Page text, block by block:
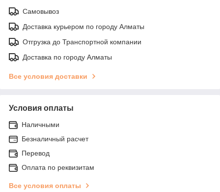
Самовывоз
Доставка курьером по городу Алматы
Отгрузка до Транспортной компании
Доставка по городу Алматы
Все условия доставки
Условия оплаты
Наличными
Безналичный расчет
Перевод
Оплата по реквизитам
Все условия оплаты